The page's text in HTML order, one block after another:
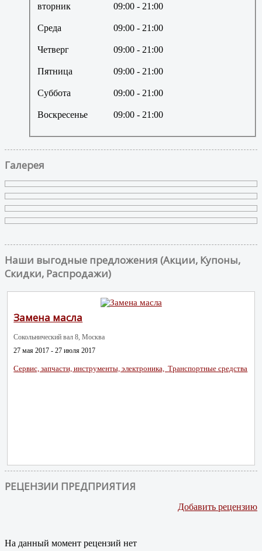
вторник 09:00 - 21:00
Среда 09:00 - 21:00
Четверг 09:00 - 21:00
Пятница 09:00 - 21:00
Суббота 09:00 - 21:00
Воскресенье 09:00 - 21:00
Галерея
Наши выгодные предложения (Акции, Купоны,
Скидки, Распродажи)
Замена масла
Сокольнический вал 8, Москва
27 мая 2017 - 27 июля 2017
Сервис, запчасти, инструменты, электроника,Транспортные средства
РЕЦЕНЗИИ ПРЕДПРИЯТИЯ
Добавить рецензию
На данный момент рецензий нет